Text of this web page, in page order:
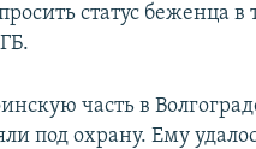
статус беженца в
часть в
под охрану. Ему